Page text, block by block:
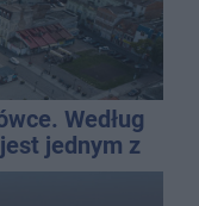
Według
jednym z